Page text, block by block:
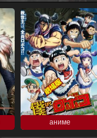
аниме